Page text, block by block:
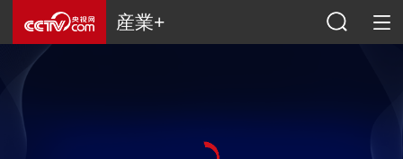
産業+